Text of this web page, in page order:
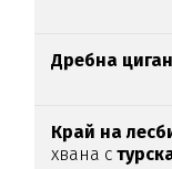
Дребна
Край на
хвана с